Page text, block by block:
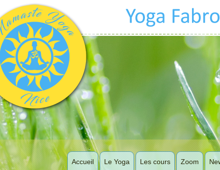
Accueil Le Yoga Les cours Zoom